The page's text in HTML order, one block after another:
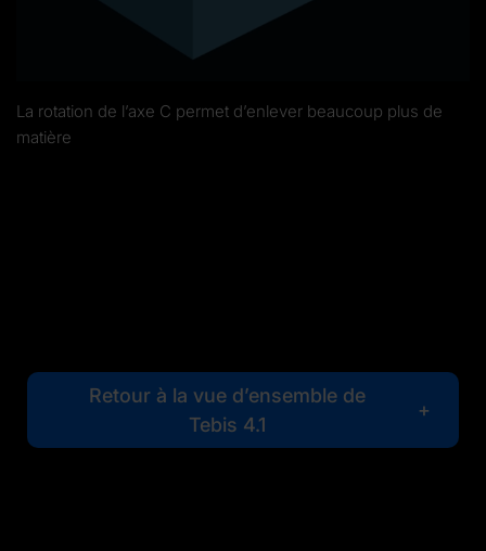
La rotation de l’axe C permet d’enlever beaucoup plus de
matière
Retour à la vue d’ensemble de
Tebis 4.1